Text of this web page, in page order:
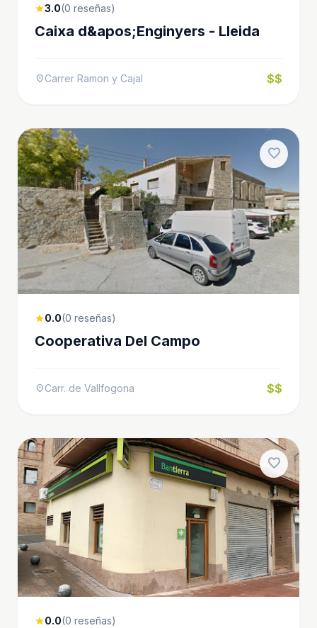
star3.0(0 reseñas)
Caixa d&apos;Enginyers - Lleida
location_onCarrer Ramon y Cajal $$
favorite
star0.0(0 reseñas)
Cooperativa Del Campo
location_onCarr. de Vallfogona $$
favorite
star0.0(0 reseñas)